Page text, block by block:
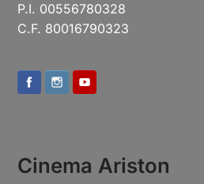
P.I. 00556780328
C.F. 80016790323
Cinema Ariston